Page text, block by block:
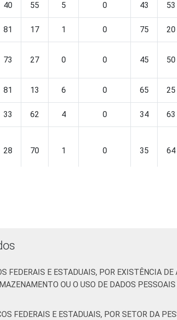
40 55 5 0 43 53
81 17 1 0 75 20
73 27 0 0 45 50
81 13 6 0 65 25
33 62 4 0 34 63
28 70 1 0 35 64
Regional de Estudos para o
e comunicação no setor público brasileiro - TIC
FEDERAIS E ESTADUAIS, POR EXISTÊNCIA
OU O USO DE DADOS
FEDERAIS E ESTADUAIS, POR SETOR DA